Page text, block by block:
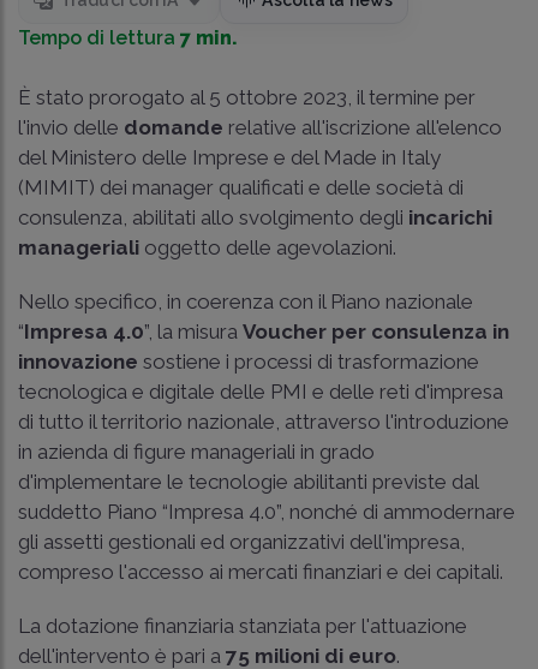
Tempo di lettura 7 min.
È stato prorogato al 5 ottobre 2023, il termine per
l'invio delle domande relative all'iscrizione all'elenco
del Ministero delle Imprese e del Made in Italy
(MIMIT) dei manager qualificati e delle società di
consulenza, abilitati allo svolgimento degli incarichi
manageriali oggetto delle agevolazioni.
Nello specifico, in coerenza con il Piano nazionale
“Impresa 4.0”, la misura Voucher per consulenza in
innovazione sostiene i processi di trasformazione
tecnologica e digitale delle PMI e delle reti d'impresa
di tutto il territorio nazionale, attraverso l'introduzione
in azienda di figure manageriali in grado
d'implementare le tecnologie abilitanti previste dal
suddetto Piano “Impresa 4.0”, nonché di ammodernare
gli assetti gestionali ed organizzativi dell'impresa,
compreso l'accesso ai mercati finanziari e dei capitali.
La dotazione finanziaria stanziata per l'attuazione
dell'intervento è pari a 75 milioni di euro.